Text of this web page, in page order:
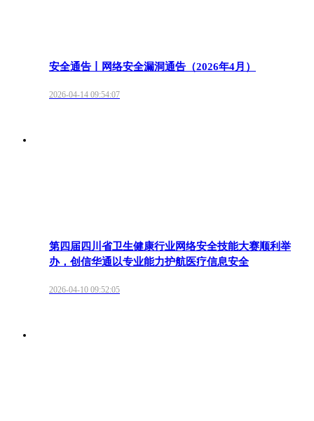
安全通告丨网络安全漏洞通告（2026年4月）
2026-04-14 09:54:07
第四届四川省卫生健康行业网络安全技能大赛顺利举
办，创信华通以专业能力护航医疗信息安全
2026-04-10 09:52:05